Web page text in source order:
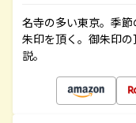
名寺の多い東京。季
朱印を頂く。御朱印
説。